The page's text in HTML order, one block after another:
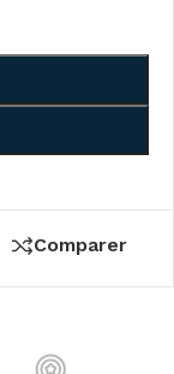
Comparer